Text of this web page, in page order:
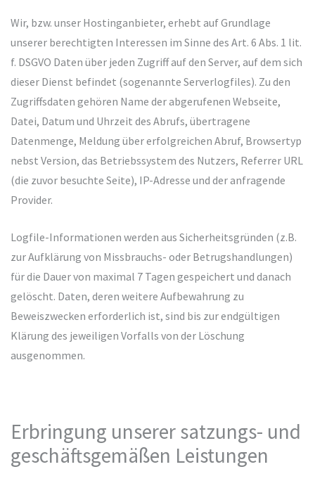
Wir, bzw. unser Hostinganbieter, erhebt auf Grundlage
unserer berechtigten Interessen im Sinne des Art. 6 Abs. 1 lit.
f. DSGVO Daten über jeden Zugriff auf den Server, auf dem sich
dieser Dienst befindet (sogenannte Serverlogfiles). Zu den
Zugriffsdaten gehören Name der abgerufenen Webseite,
Datei, Datum und Uhrzeit des Abrufs, übertragene
Datenmenge, Meldung über erfolgreichen Abruf, Browsertyp
nebst Version, das Betriebssystem des Nutzers, Referrer URL
(die zuvor besuchte Seite), IP-Adresse und der anfragende
Provider.
Logfile-Informationen werden aus Sicherheitsgründen (z.B.
zur Aufklärung von Missbrauchs- oder Betrugshandlungen)
für die Dauer von maximal 7 Tagen gespeichert und danach
gelöscht. Daten, deren weitere Aufbewahrung zu
Beweiszwecken erforderlich ist, sind bis zur endgültigen
Klärung des jeweiligen Vorfalls von der Löschung
ausgenommen.
Erbringung unserer satzungs- und
geschäftsgemäßen Leistungen